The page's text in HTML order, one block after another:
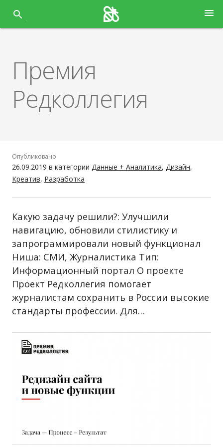
содержанию
menu
Премия
Редколлегия
Опубликовано
26.09.2019 в категории Данные + Аналитика, Дизайн,
Креатив, Разработка
Какую задачу решили?: Улучшили
навигацию, обновили стилистику и
запрограммировали новый функционал
Ниша: СМИ, Журналистика Тип:
Информационный портал О проекте
Проект Редколлегия помогает
журналистам сохранить в России высокие
стандарты профессии. Для…